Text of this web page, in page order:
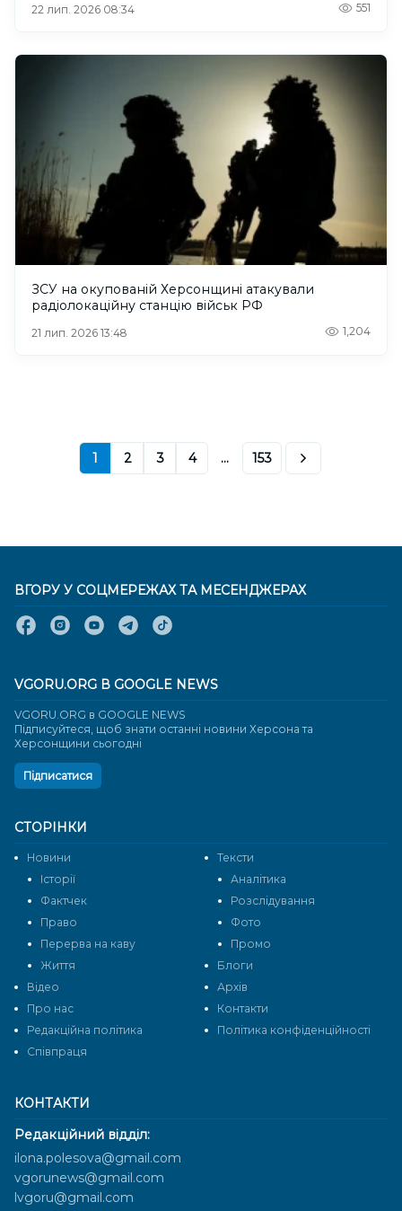
22 лип. 2026 08:34 551
ЗСУ на окупованій Херсонщині атакували
радіолокаційну станцію військ РФ
21 лип. 2026 13:48 1,204
1 2 3 4 ... 153
КОНТАКТИ
Редакційний відділ:
ilona.polesova@gmail.com
vgorunews@gmail.com
lvgoru@gmail.com
СТОРІНКИ
Новини
Тексти
Історії
Аналітика
Фактчек
Розслідування
Право
Фото
Перерва на каву
Промо
Життя
Блоги
Відео
Архів
Про нас
Контакти
Редакційна політика
Політика конфіденційності
Cпівпраця
ВГОРУ У СОЦМЕРЕЖАХ ТА МЕСЕНДЖЕРАХ
VGORU.ORG В GOOGLE NEWS
VGORU.ORG в GOOGLE NEWS
Підписуйтеся, щоб знати останні новини Херсона та
Херсонщини сьогодні
Підписатися